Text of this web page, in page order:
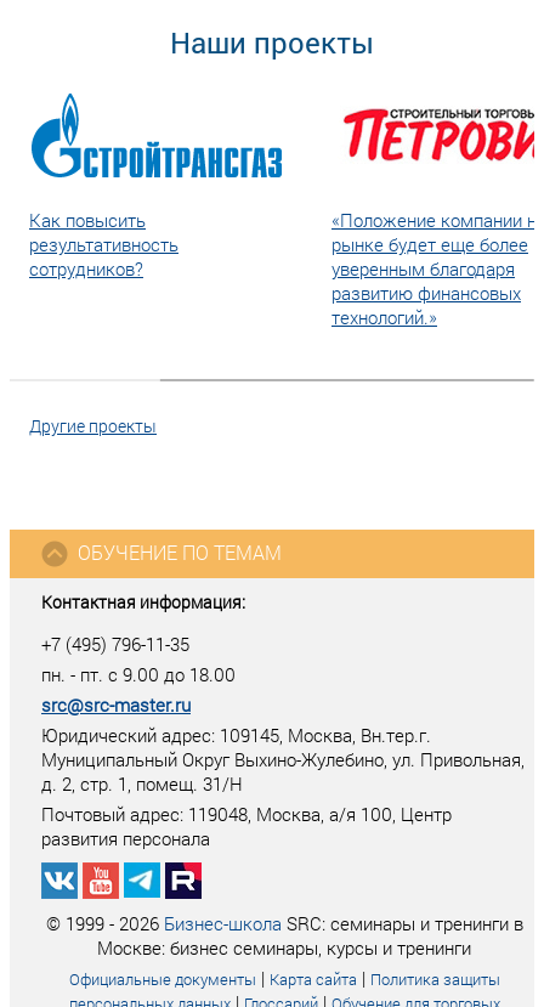
Наши проекты
Как повысить
результативность
сотрудников?
«Положение компании
рынке будет еще более
уверенным благодаря
развитию финансовых
технологий.»
Другие проекты
Контактная информация:
+7 (495) 796-11-35
пн. - пт. с 9.00 до 18.00
src@src-master.ru
Юридический адрес: 109145, Москва, Вн.тер.г.
Муниципальный Округ Выхино-Жулебино, ул. Привольная,
д. 2, стр. 1, помещ. 31/Н
Почтовый адрес: 119048, Москва, а/я 100, Центр
развития персонала
ОБУЧЕНИЕ ПО ТЕМАМ
© 1999 - 2026 Бизнес-школа SRC: семинары и тренинги в
Москве: бизнес семинары, курсы и тренинги
Официальные документы | Карта сайта | Политика защиты
| |